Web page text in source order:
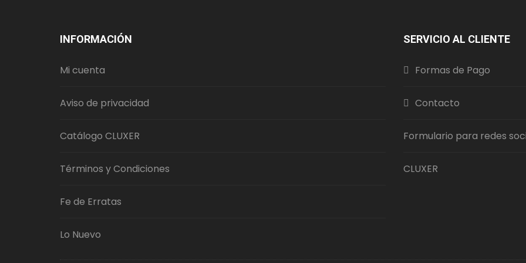
INFORMACIÓN
Mi cuenta
Aviso de privacidad
Catálogo CLUXER
Términos y Condiciones
Fe de Erratas
Lo Nuevo
SERVICIO AL CLIENTE
Formas de Pago
Contacto
Formulario para redes
CLUXER